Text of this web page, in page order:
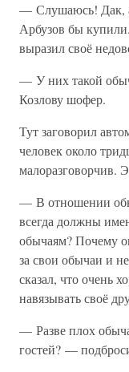
— Слушаюсь! Дак,
Арбузов бы
выразил своё
— У них такой
Козлову шофер.
Тут заговорил
человек около
малоразговорчив.
— В отношении
всегда должны
обычаям? Почему
за свои обычаи и
сказал, что очень
навязывать своё
— Разве плох
гостей? —